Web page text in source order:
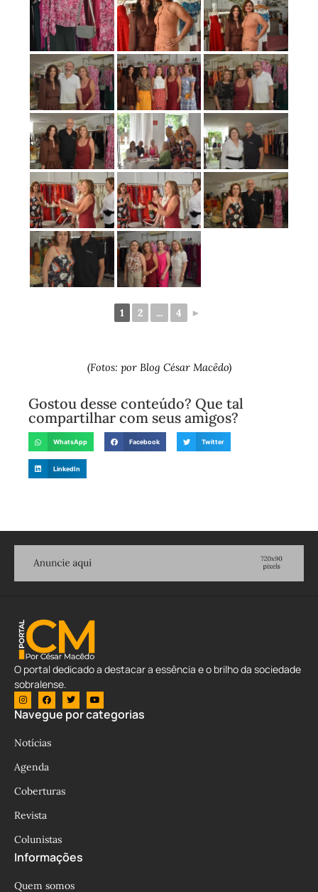
1 2 ... 4 ►
(Fotos: por Blog César Macêdo)
Gostou desse conteúdo? Que tal
compartilhar com seus amigos?
WhatsApp Facebook Twitter
LinkedIn
O portal dedicado a destacar a essência e o brilho da sociedade
sobralense.
Navegue por categorias
Notícias
Agenda
Coberturas
Revista
Colunistas
Informações
Quem somos